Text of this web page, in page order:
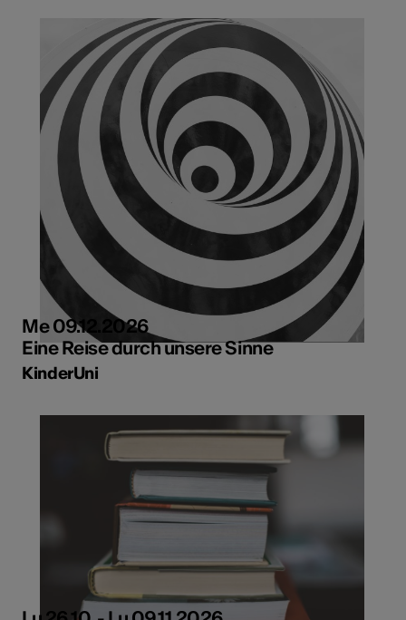
Me 09.12.2026
Eine Reise durch unsere Sinne
KinderUni